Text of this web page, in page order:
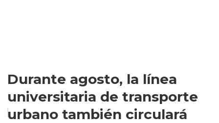
Durante agosto, la línea
universitaria de transporte
urbano también circulará